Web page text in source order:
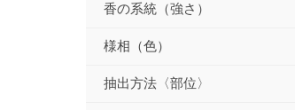
香の系統（強さ）
様相（色）
抽出方法〈部位〉